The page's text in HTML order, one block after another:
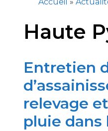
Haute
Entretien
relevage
pluie dans